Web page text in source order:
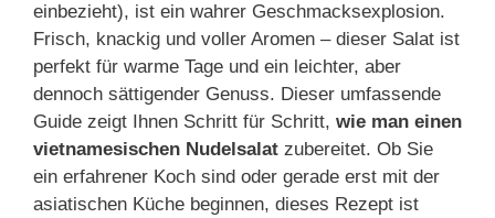
einbezieht), ist ein wahrer Geschmacksexplosion.
Frisch, knackig und voller Aromen – dieser Salat ist
perfekt für warme Tage und ein leichter, aber
dennoch sättigender Genuss. Dieser umfassende
Guide zeigt Ihnen Schritt für Schritt, wie man einen
vietnamesischen Nudelsalat zubereitet. Ob Sie
ein erfahrener Koch sind oder gerade erst mit der
asiatischen Küche beginnen, dieses Rezept ist